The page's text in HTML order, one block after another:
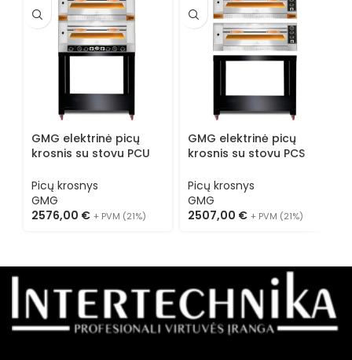
GMG elektrinė picų
krosnis su stovu PCU
Picų krosnys
GMG
2576,00 € + PVM (21%)
GMG elektrinė picų
krosnis su stovu PCS
Picų krosnys
GMG
2507,00 € + PVM (21%)